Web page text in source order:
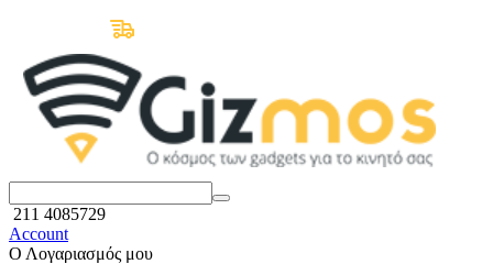
211 4085729
Account
Ο Λογαριασμός μου